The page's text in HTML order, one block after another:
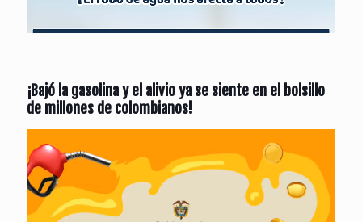
¡Bajó la gasolina y el alivio ya se siente en el bolsillo
de millones de colombianos!
de
vídeo